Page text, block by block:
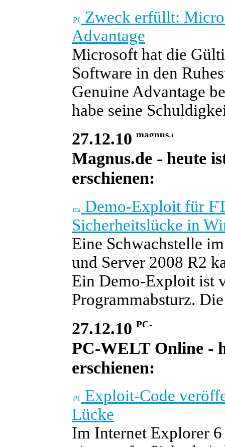
Zweck erfüllt:
Advantage
Microsoft hat die
Software in den
Genuine Advantage
habe seine
27.12.10
Magnus.de - heute
erschienen:
Demo-Exploit für
Sicherheitslücke in
Eine Schwachstelle
und Server 2008 R2
Ein Demo-Exploit ist
Programmabsturz.
27.12.10
PC-WELT Online -
erschienen:
Exploit-Code
Lücke
Im Internet Explorer